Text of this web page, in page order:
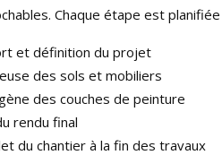
Chaque étape est
et définition du projet
des sols et mobiliers
des couches de peinture
rendu final
du chantier à la fin des travaux